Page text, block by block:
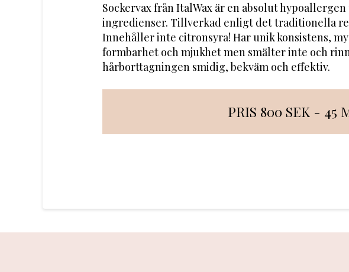
Sockervax från ItalWax är en absolut
ingredienser. Tillverkad enligt det traditionella
Innehåller inte citronsyra! Har unik konsistens,
formbarhet och mjukhet men smälter inte och
hårborttagningen smidig, bekväm och effektiv.
PRIS 800 SEK - 45